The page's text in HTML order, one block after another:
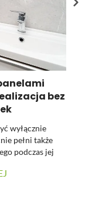
bez
wyłącznie
pełni także
podczas jej
w